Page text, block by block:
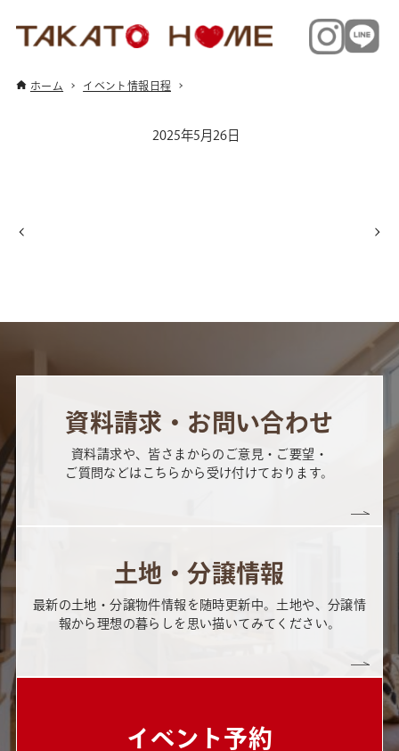
ホーム イベント情報日程
2025年5月26日
資料請求・お問い合わせ
資料請求や、皆さまからのご意見・ご要望・
ご質問などはこちらから受け付けております。
土地・分譲情報
最新の土地・分譲物件情報を随時更新中。土地や、分譲情
報から理想の暮らしを思い描いてみてください。
イベント予約